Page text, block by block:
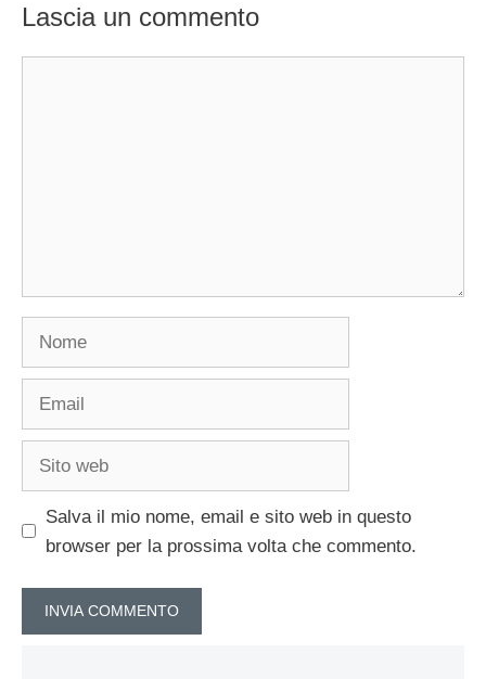
Lascia un commento
Salva il mio nome, email e sito web in questo
browser per la prossima volta che commento.